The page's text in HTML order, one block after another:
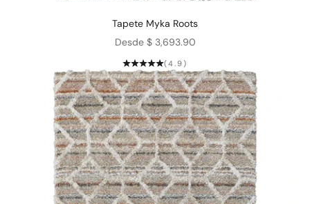
Tapete Myka Roots
Precio de oferta
Desde $ 3,693.90
(4.9)